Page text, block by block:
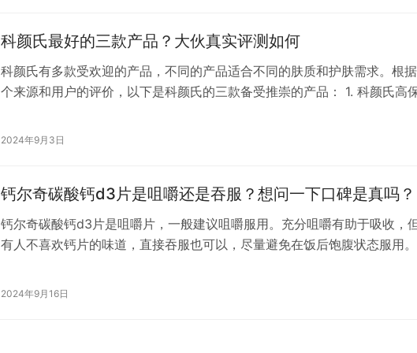
科颜氏最好的三款产品？大伙真实评测如何
科颜氏有多款受欢迎的产品，不同的产品适合不同的肤质和护肤需求。根
个来源和用户的评价，以下是科颜氏的三款备受推崇的产品： 1. 科颜氏高
各种肤质，特别是干性肌肤。它能够长效保湿，同时增强肌肤的天然保湿能
2024年9月3日
钙尔奇碳酸钙d3片是咀嚼还是吞服？想问一下口碑是真吗？
钙尔奇碳酸钙d3片是咀嚼片，一般建议咀嚼服用。充分咀嚼有助于吸收，
有人不喜欢钙片的味道，直接吞服也可以，尽量避免在饭后饱腹状态服用。
2024年9月16日